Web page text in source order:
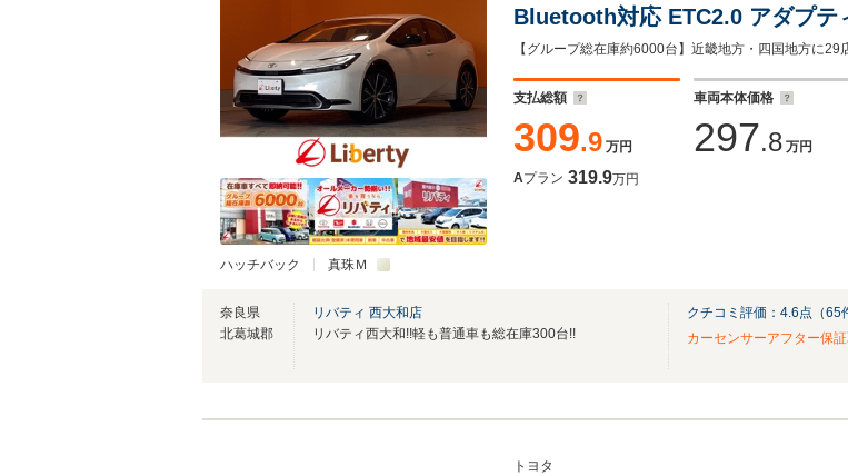
ハッチバック 真珠Ｍ
Bluetooth対応 ETC2.0 アダプテ
パワーバックドア ステアリング
ール
支払総額
309.9 万円
車両本体価格
297.8 万円
Aプラン 319.9万円
奈良県
北葛城郡
リバティ 西大和店
リバティ西大和!!軽も普通車も総在庫300台!!
クチコミ評価： 4.6点（65
カーセンサーアフター保
トヨタ